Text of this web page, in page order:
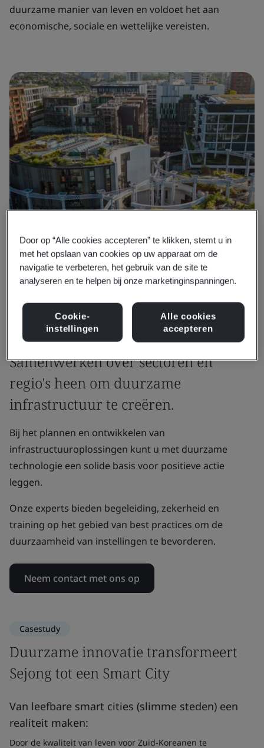
duurzame manier van leven en voldoet het aan
economische, sociale en wettelijke vereisten.
Waarom BSI
Samenwerken over sectoren en
regio's heen om duurzame
infrastructuur te creëren.
Bij het plannen en ontwikkelen van
infrastructuuroplossingen kunt u met duurzame
technologie een solide basis voor positieve actie
leggen.
Onze experts bieden begeleiding, zekerheid en
training op het gebied van best practices om de
duurzaamheid van instellingen te bevorderen.
Neem contact met ons op
Casestudy
Duurzame innovatie transformeert
Sejong tot een Smart City
Van leefbare smart cities (slimme steden) een
realiteit maken:
Door de kwaliteit van leven voor Zuid-Koreanen te
Door op “Alle cookies accepteren” te klikken, stemt u in
met het opslaan van cookies op uw apparaat om de
navigatie te verbeteren, het gebruik van de site te
analyseren en te helpen bij onze marketinginspanningen.
Cookie-
instellingen
Alle cookies
accepteren